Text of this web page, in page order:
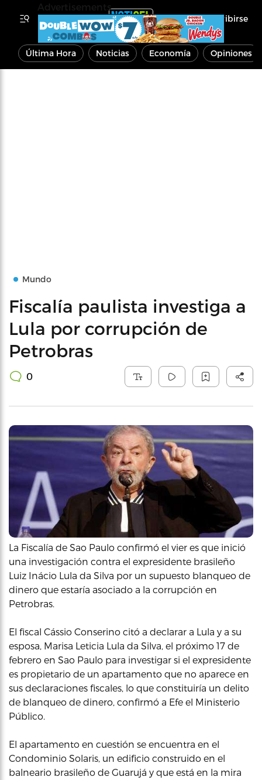
Inscribirse
Última Hora Noticias Economía Opiniones
Mundo
Fiscalía paulista investiga a
Lula por corrupción de
Petrobras
0
La Fiscalía de Sao Paulo confirmó el vier es que inició
una investigación contra el expresidente brasileño
Luiz Inácio Lula da Silva por un supuesto blanqueo de
dinero que estaría asociado a la corrupción en
Petrobras.
El fiscal Cássio Conserino citó a declarar a Lula y a su
esposa, Marisa Leticia Lula da Silva, el próximo 17 de
febrero en Sao Paulo para investigar si el expresidente
es propietario de un apartamento que no aparece en
sus declaraciones fiscales, lo que constituiría un delito
de blanqueo de dinero, confirmó a Efe el Ministerio
Público.
El apartamento en cuestión se encuentra en el
Condominio Solaris, un edificio construido en el
balneario brasileño de Guarujá y que está en la mira
Advertisements